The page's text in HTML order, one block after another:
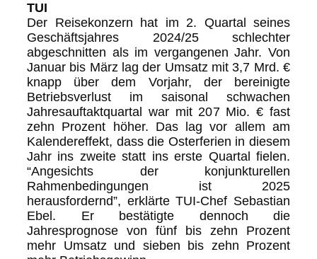
TUI
Der Reisekonzern hat im 2. Quartal seines
Geschäftsjahres 2024/25 schlechter
abgeschnitten als im vergangenen Jahr. Von
Januar bis März lag der Umsatz mit 3,7 Mrd. €
knapp über dem Vorjahr, der bereinigte
Betriebsverlust im saisonal schwachen
Jahresauftaktquartal war mit 207 Mio. € fast
zehn Prozent höher. Das lag vor allem am
Kalendereffekt, dass die Osterferien in diesem
Jahr ins zweite statt ins erste Quartal fielen.
“Angesichts der konjunkturellen
Rahmenbedingungen ist 2025
herausfordernd”, erklärte TUI-Chef Sebastian
Ebel. Er bestätigte dennoch die
Jahresprognose von fünf bis zehn Prozent
mehr Umsatz und sieben bis zehn Prozent